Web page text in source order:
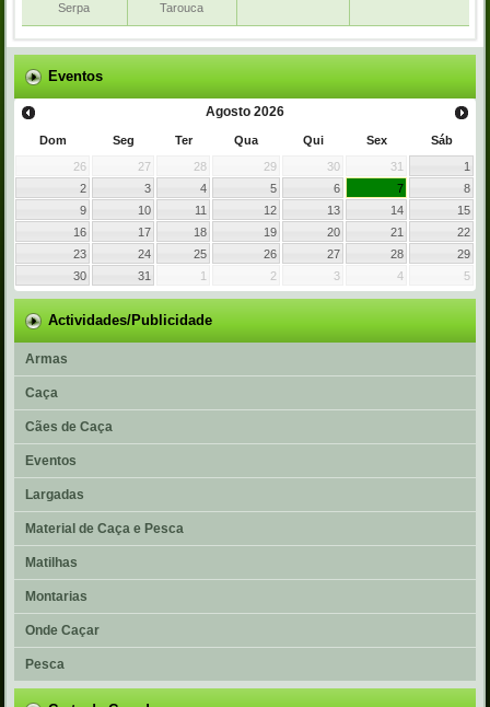
Serpa Tarouca
Eventos
Agosto 2026
Dom Seg Ter Qua Qui Sex
Sáb
26
27 28 29 30 31
1
2
3 4 5 6 7
8
9
10 11 12 13 14
15
16
17 18 19 20 21
22
23
24 25 26 27 28
29
30
31 1 2 3 4 5
Actividades/Publicidade
Armas
Caça
Cães de Caça
Eventos
Largadas
Material de Caça e Pesca
Matilhas
Montarias
Onde Caçar
Pesca